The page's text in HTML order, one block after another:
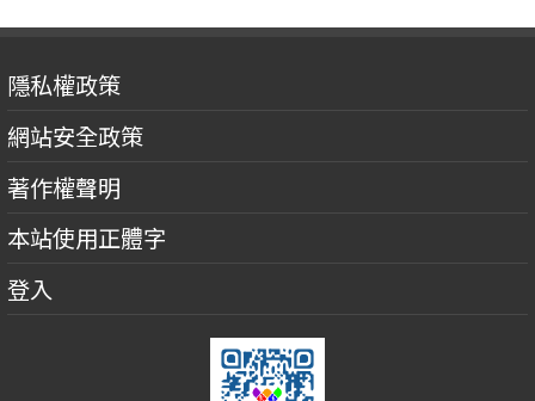
隱私權政策
網站安全政策
著作權聲明
本站使用正體字
登入